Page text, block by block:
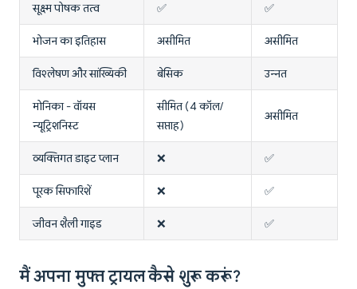
सूक्ष्म पोषक तत्व ✅ ✅
भोजन का इतिहास असीमित असीमित
विश्लेषण और सांख्यिकी बेसिक उन्नत
मोनिका - वॉयस
न्यूट्रिशनिस्ट
सीमित (4 कॉल/
सप्ताह)
असीमित
व्यक्तिगत डाइट प्लान ❌ ✅
पूरक सिफारिशें ❌ ✅
जीवन शैली गाइड ❌ ✅
मैं अपना मुफ्त ट्रायल कैसे शुरू करूं?